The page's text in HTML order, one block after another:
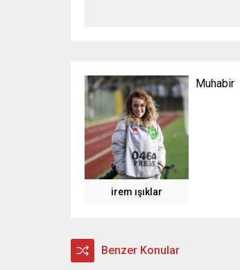
irem ışıklar
Muhabir
Benzer Konular